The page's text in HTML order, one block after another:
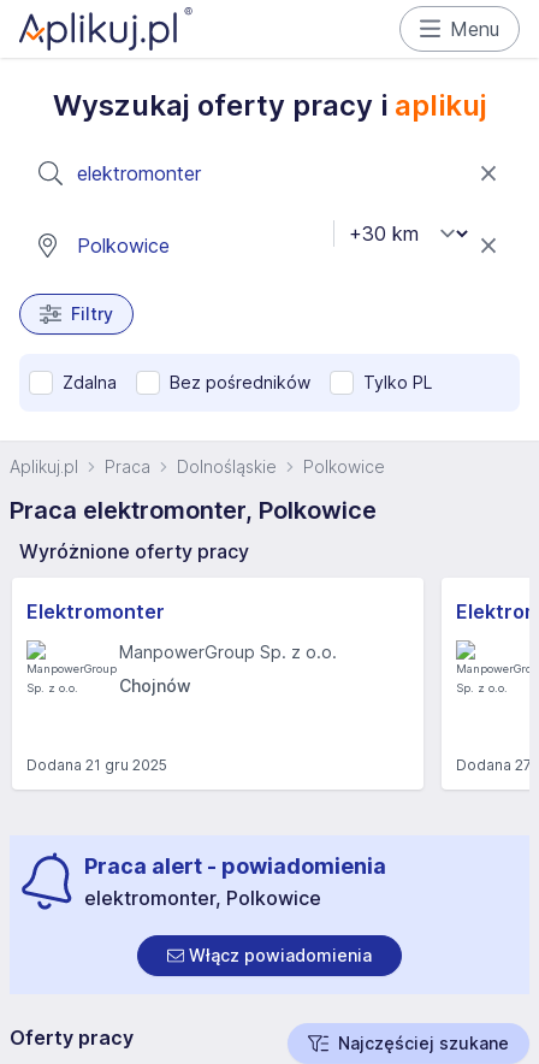
Menu
Wyszukaj oferty pracy i aplikuj
Filtry
Zdalna Bez pośredników Tylko PL
Aplikuj.pl Praca Dolnośląskie Polkowice
Praca elektromonter, Polkowice
Wyróżnione oferty pracy
Elektromonter
ManpowerGroup Sp. z o.o.
Chojnów
Dodana 21 gru 2025 Dodana27
Praca alert - powiadomienia
elektromonter, Polkowice
Włącz powiadomienia
Oferty pracy
Najczęściej szukane